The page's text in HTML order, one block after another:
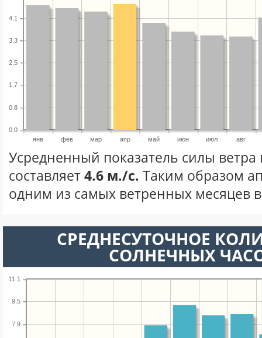
янв фев мар апр май июн июл авг
0.0
0.8
1.7
2.5
3.3
4.1
Усредненный показатель силы ветра
составляет4.6 м./с. Таким образом
одним из самых ветренных месяцев в
СРЕДНЕСУТОЧНОЕ
СОЛНЕЧНЫХ
7.9
9.5
11.1